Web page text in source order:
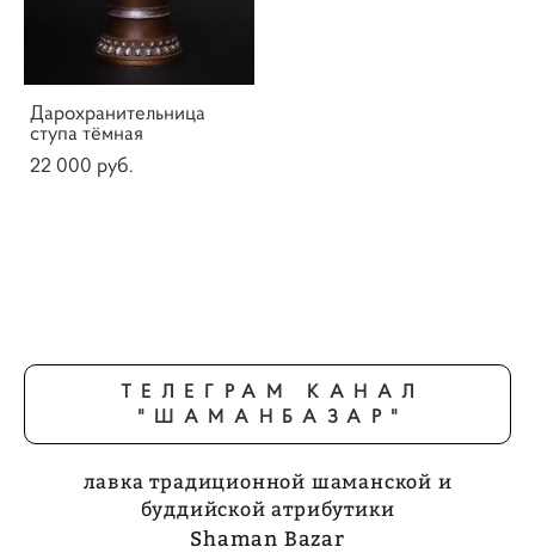
Дарохранительница
ступа тёмная
22 000 pуб.
ТЕЛЕГРАМ КАНАЛ
"ШАМАНБАЗАР"
лавка традиционной шаманской и
буддийской атрибутики
Shaman Bazar